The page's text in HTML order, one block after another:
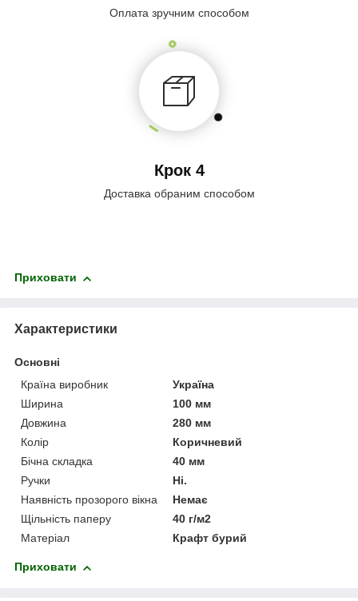
Оплата зручним способом
Крок 4
Доставка обраним способом
Приховати
Характеристики
Основні
Країна виробник
Україна
Ширина
100 мм
Довжина
280 мм
Колір
Коричневий
Бічна складка
40 мм
Ручки
Ні.
Наявність прозорого вікна
Немає
Щільність паперу
40 г/м2
Матеріал
Крафт бурий
Приховати